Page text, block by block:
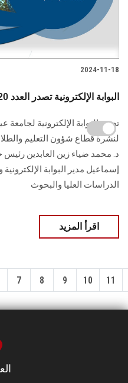
2024-11-18
البوابة الإلكترونية تصدر العدد 120 لنشرة قطاع التعليم والطلاب
د. محمد ضياء زين العابدين
إسماعيل مدير البوابة
‏الدراسات العليا والبحوث
اقرأ المزيد
7 8 9 10 11